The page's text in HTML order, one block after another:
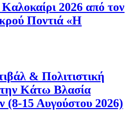
Καλοκαίρι 2026 από τον
Ποντιά «Η
& Πολιτιστική
Κάτω Βλασία
(8-15 Αυγούστου 2026)